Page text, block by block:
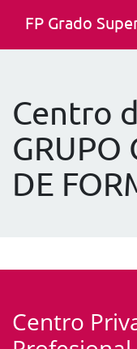
FP Grado
Centro
GRUPO
DE
Centro